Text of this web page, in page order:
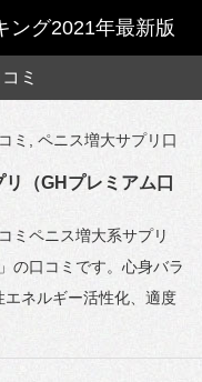
ング2021年最新版
ミ
ミ
,ペニス増大サプリ口
（GHプレミアム口
ミペニス増大系サプリ
の口コミです。心身バラ
エネルギー活性化、適度